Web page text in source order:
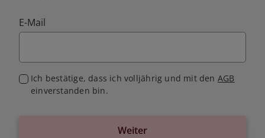
E-Mail
Ich bestätige, dass ich volljährig und mit den AGB
einverstanden bin.
Weiter